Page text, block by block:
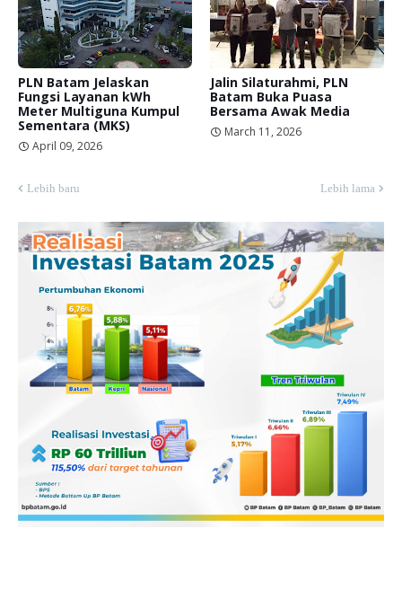
PLN Batam Jelaskan
Fungsi Layanan kWh
Meter Multiguna Kumpul
Sementara (MKS)
April 09, 2026
Jalin Silaturahmi, PLN
Batam Buka Puasa
Bersama Awak Media
March 11, 2026
Lebih baru Lebih lama